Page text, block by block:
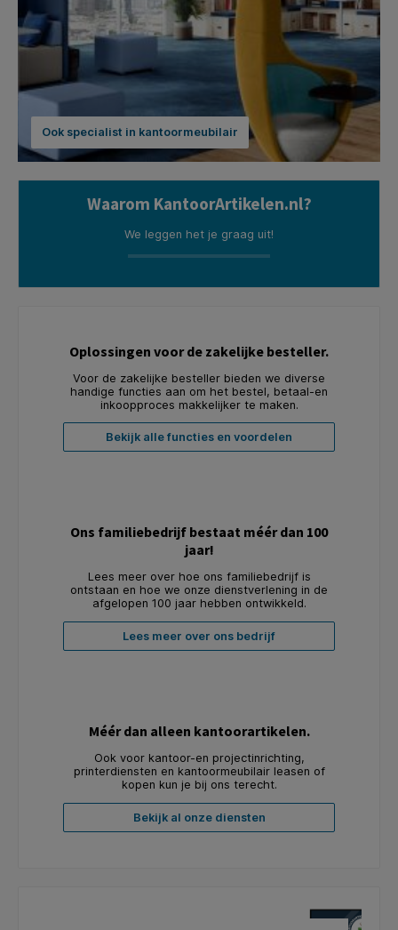
Ook specialist in kantoormeubilair
Waarom KantoorArtikelen.nl?
We leggen het je graag uit!
Oplossingen voor de zakelijke besteller.
Voor de zakelijke besteller bieden we diverse
handige functies aan om het bestel, betaal-en
inkoopproces makkelijker te maken.
Bekijk alle functies en voordelen
Ons familiebedrijf bestaat méér dan 100
jaar!
Lees meer over hoe ons familiebedrijf is
ontstaan en hoe we onze dienstverlening in de
afgelopen 100 jaar hebben ontwikkeld.
Lees meer over ons bedrijf
Méér dan alleen kantoorartikelen.
Ook voor kantoor-en projectinrichting,
printerdiensten en kantoormeubilair leasen of
kopen kun je bij ons terecht.
Bekijk al onze diensten